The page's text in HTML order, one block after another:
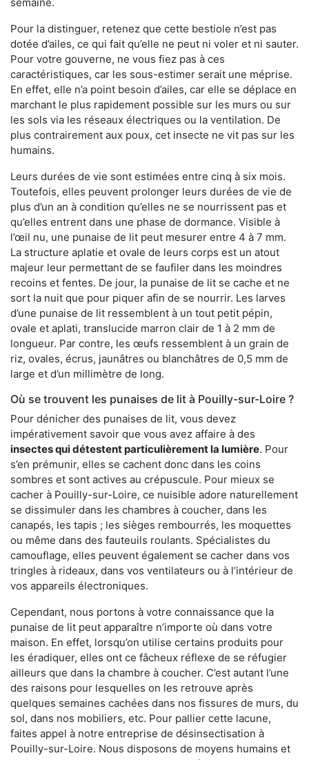
Pour la distinguer, retenez que cette bestiole n’est pas
dotée d’ailes, ce qui fait qu’elle ne peut ni voler et ni sauter.
Pour votre gouverne, ne vous fiez pas à ces
caractéristiques, car les sous-estimer serait une méprise.
En effet, elle n’a point besoin d’ailes, car elle se déplace en
marchant le plus rapidement possible sur les murs ou sur
les sols via les réseaux électriques ou la ventilation. De
plus contrairement aux poux, cet insecte ne vit pas sur les
humains.
Leurs durées de vie sont estimées entre cinq à six mois.
Toutefois, elles peuvent prolonger leurs durées de vie de
plus d’un an à condition qu’elles ne se nourrissent pas et
qu’elles entrent dans une phase de dormance. Visible à
l’œil nu, une punaise de lit peut mesurer entre 4 à 7 mm.
La structure aplatie et ovale de leurs corps est un atout
majeur leur permettant de se faufiler dans les moindres
recoins et fentes. De jour, la punaise de lit se cache et ne
sort la nuit que pour piquer afin de se nourrir. Les larves
d’une punaise de lit ressemblent à un tout petit pépin,
ovale et aplati, translucide marron clair de 1 à 2 mm de
longueur. Par contre, les œufs ressemblent à un grain de
riz, ovales, écrus, jaunâtres ou blanchâtres de 0,5 mm de
large et d’un millimètre de long.
Où se trouvent les punaises de lit à Pouilly-sur-Loire ?
Pour dénicher des punaises de lit, vous devez
impérativement savoir que vous avez affaire à des
insectes qui détestent particulièrement la lumière. Pour
s’en prémunir, elles se cachent donc dans les coins
sombres et sont actives au crépuscule. Pour mieux se
cacher à Pouilly-sur-Loire, ce nuisible adore naturellement
se dissimuler dans les chambres à coucher, dans les
canapés, les tapis ; les sièges rembourrés, les moquettes
ou même dans des fauteuils roulants. Spécialistes du
camouflage, elles peuvent également se cacher dans vos
tringles à rideaux, dans vos ventilateurs ou à l’intérieur de
vos appareils électroniques.
Cependant, nous portons à votre connaissance que la
punaise de lit peut apparaître n’importe où dans votre
maison. En effet, lorsqu’on utilise certains produits pour
les éradiquer, elles ont ce fâcheux réflexe de se réfugier
ailleurs que dans la chambre à coucher. C’est autant l’une
des raisons pour lesquelles on les retrouve après
quelques semaines cachées dans nos fissures de murs, du
sol, dans nos mobiliers, etc. Pour pallier cette lacune,
faites appel à notre entreprise de désinsectisation à
Pouilly-sur-Loire. Nous disposons de moyens humains et